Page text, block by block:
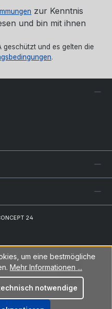
zur Kenntnis
und bin mit ihnen
geschützt und es gelten die
.
24
um eine bestmögliche
Mehr Informationen ...
notwendige